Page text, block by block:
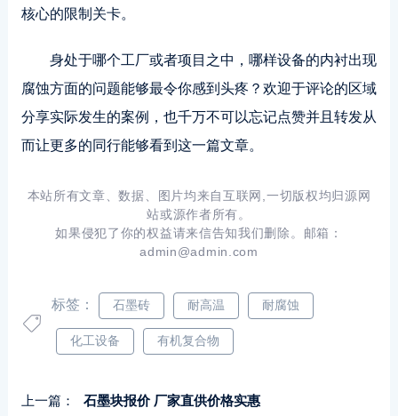
核心的限制关卡。
身处于哪个工厂或者项目之中，哪样设备的内衬出现
腐蚀方面的问题能够最令你感到头疼？欢迎于评论的区域
分享实际发生的案例，也千万不可以忘记点赞并且转发从
而让更多的同行能够看到这一篇文章。
本站所有文章、数据、图片均来自互联网,一切版权均归源网
站或源作者所有。
如果侵犯了你的权益请来信告知我们删除。邮箱：
admin@admin.com
标签： 石墨砖 耐高温 耐腐蚀
化工设备 有机复合物
上一篇：
石墨块报价 厂家直供价格实惠